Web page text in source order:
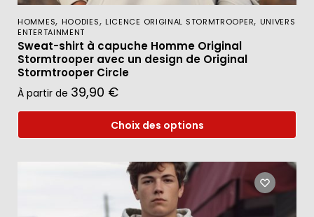
HOMMES, HOODIES, LICENCE ORIGINAL STORMTROOPER, UNIVERS
ENTERTAINMENT
Sweat-shirt à capuche Homme Original
Stormtrooper avec un design de Original
Stormtrooper Circle
À partir de 39,90 €
Choix des options